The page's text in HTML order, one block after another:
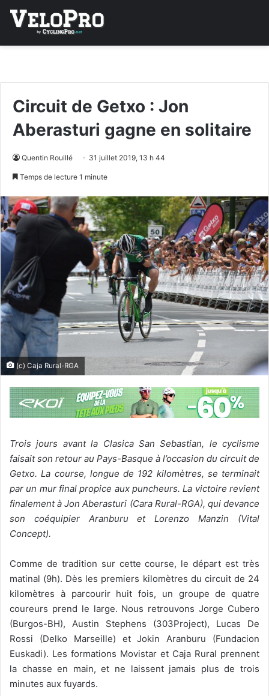
Circuit de Getxo : Jon
Aberasturi gagne en solitaire
Quentin Rouillé 31 juillet 2019, 13 h 44
Temps de lecture 1 minute
(c) Caja Rural-RGA
Trois jours avant la Clasica San Sebastian, le cyclisme
faisait son retour au Pays-Basque à l’occasion du circuit de
Getxo. La course, longue de 192 kilomètres, se terminait
par un mur final propice aux puncheurs. La victoire revient
finalement à Jon Aberasturi (Cara Rural-RGA), qui devance
son coéquipier Aranburu et Lorenzo Manzin (Vital
Concept).
Comme de tradition sur cette course, le départ est très
matinal (9h). Dès les premiers kilomètres du circuit de 24
kilomètres à parcourir huit fois, un groupe de quatre
coureurs prend le large. Nous retrouvons Jorge Cubero
(Burgos-BH), Austin Stephens (303Project), Lucas De
Rossi (Delko Marseille) et Jokin Aranburu (Fundacion
Euskadi). Les formations Movistar et Caja Rural prennent
la chasse en main, et ne laissent jamais plus de trois
minutes aux fuyards.